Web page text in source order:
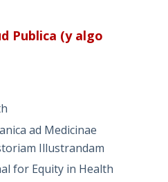
Publica (y algo
ad Medicinae
Illustrandam
for Equity in Health